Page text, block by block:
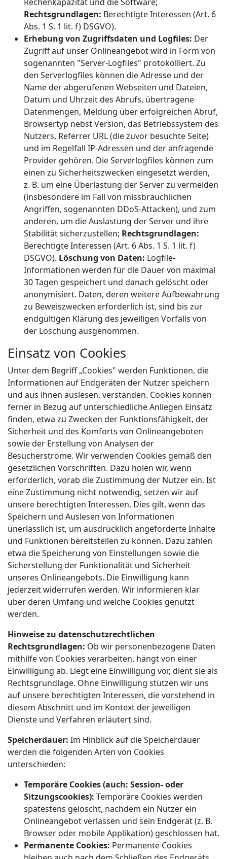
Rechtsgrundlagen: Berechtigte Interessen (Art. 6
Abs. 1 S. 1 lit. f) DSGVO).
Erhebung von Zugriffsdaten und Logfiles: Der
Zugriff auf unser Onlineangebot wird in Form von
sogenannten "Server-Logfiles" protokolliert. Zu
den Serverlogfiles können die Adresse und der
Name der abgerufenen Webseiten und Dateien,
Datum und Uhrzeit des Abrufs, übertragene
Datenmengen, Meldung über erfolgreichen Abruf,
Browsertyp nebst Version, das Betriebssystem des
Nutzers, Referrer URL (die zuvor besuchte Seite)
und im Regelfall IP-Adressen und der anfragende
Provider gehören. Die Serverlogfiles können zum
einen zu Sicherheitszwecken eingesetzt werden,
z. B. um eine Überlastung der Server zu vermeiden
(insbesondere im Fall von missbräuchlichen
Angriffen, sogenannten DDoS-Attacken), und zum
anderen, um die Auslastung der Server und ihre
Stabilität sicherzustellen; Rechtsgrundlagen:
Berechtigte Interessen (Art. 6 Abs. 1 S. 1 lit. f)
DSGVO). Löschung von Daten: Logfile-
Informationen werden für die Dauer von maximal
30 Tagen gespeichert und danach gelöscht oder
anonymisiert. Daten, deren weitere Aufbewahrung
zu Beweiszwecken erforderlich ist, sind bis zur
endgültigen Klärung des jeweiligen Vorfalls von
der Löschung ausgenommen.
Einsatz von Cookies
Unter dem Begriff „Cookies" werden Funktionen, die
Informationen auf Endgeräten der Nutzer speichern
und aus ihnen auslesen, verstanden. Cookies können
ferner in Bezug auf unterschiedliche Anliegen Einsatz
finden, etwa zu Zwecken der Funktionsfähigkeit, der
Sicherheit und des Komforts von Onlineangeboten
sowie der Erstellung von Analysen der
Besucherströme. Wir verwenden Cookies gemäß den
gesetzlichen Vorschriften. Dazu holen wir, wenn
erforderlich, vorab die Zustimmung der Nutzer ein. Ist
eine Zustimmung nicht notwendig, setzen wir auf
unsere berechtigten Interessen. Dies gilt, wenn das
Speichern und Auslesen von Informationen
unerlässlich ist, um ausdrücklich angeforderte Inhalte
und Funktionen bereitstellen zu können. Dazu zählen
etwa die Speicherung von Einstellungen sowie die
Sicherstellung der Funktionalität und Sicherheit
unseres Onlineangebots. Die Einwilligung kann
jederzeit widerrufen werden. Wir informieren klar
über deren Umfang und welche Cookies genutzt
werden.
Hinweise zu datenschutzrechtlichen
Rechtsgrundlagen: Ob wir personenbezogene Daten
mithilfe von Cookies verarbeiten, hängt von einer
Einwilligung ab. Liegt eine Einwilligung vor, dient sie als
Rechtsgrundlage. Ohne Einwilligung stützen wir uns
auf unsere berechtigten Interessen, die vorstehend in
diesem Abschnitt und im Kontext der jeweiligen
Dienste und Verfahren erläutert sind.
Speicherdauer: Im Hinblick auf die Speicherdauer
werden die folgenden Arten von Cookies
unterschieden:
Temporäre Cookies (auch: Session- oder
Sitzungscookies): Temporäre Cookies werden
spätestens gelöscht, nachdem ein Nutzer ein
Onlineangebot verlassen und sein Endgerät (z. B.
Browser oder mobile Applikation) geschlossen hat.
Permanente Cookies: Permanente Cookies